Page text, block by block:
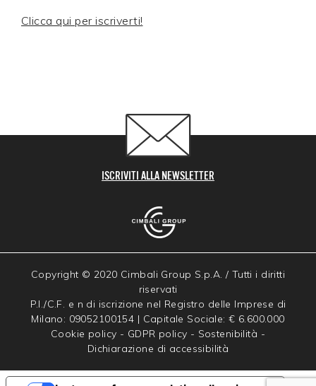
Clicca qui per iscriverti!
ISCRIVITI ALLA NEWSLETTER
Copyright © 2020 Cimbali Group S.p.A. / Tutti i diritti
riservati
P.I./C.F. e n di iscrizione nel Registro delle Imprese di
Milano: 09052100154 | Capitale Sociale: € 6.600.000
Cookie policy - GDPR policy - Sostenibilità -
Dichiarazione di accessibilità